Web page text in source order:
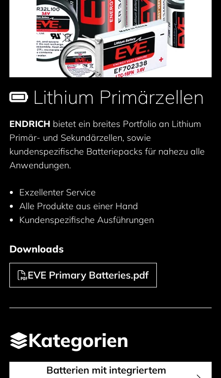
Lithium Primärzellen
ENDRICH bietet ein breites Portfolio an Lithium
Primär- und Sekundärzellen, sowie
kundenspezifische Batteriepacks für nahezu alle
Anwendungen.
Exzellenter Service
Alle Produkte aus einer Hand
Kundenspezifische Ausführungen
Downloads
EVE Primary Batteries.pdf
Kategorien
Batterien mit integriertem